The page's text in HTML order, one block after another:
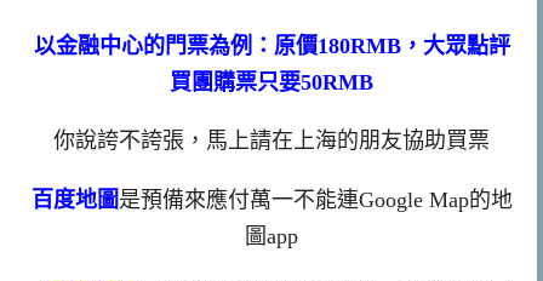
以金融中心的門票為例：原價180RMB，大眾點評
買團購票只要50RMB
你說誇不誇張，馬上請在上海的朋友協助買票
百度地圖是預備來應付萬一不能連Google Map的地
圖app